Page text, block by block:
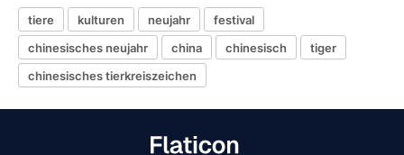
tiere kulturen neujahr
festival
chinesisches neujahr
china chinesisch
tiger
chinesisches tierkreiszeichen